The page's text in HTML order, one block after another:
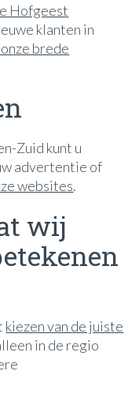
Hofgeest
klanten in
brede
Zuid kunt u
advertentie of
websites.
wij
kiezen van de juiste
in de regio